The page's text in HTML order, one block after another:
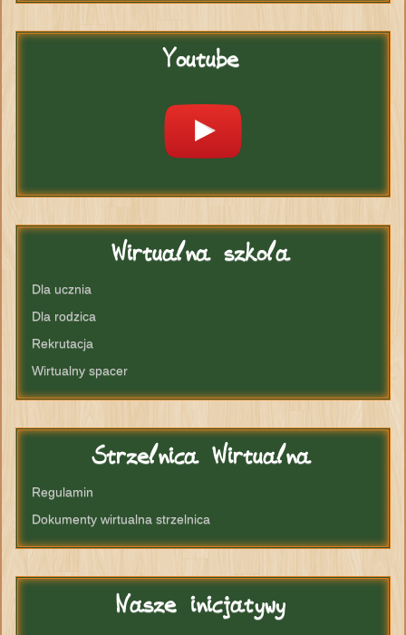
Youtube
Wirtualnaszkola
Dla ucznia
Dla rodzica
Rekrutacja
Wirtualny spacer
StrzelnicaWirtualna
Regulamin
Dokumenty wirtualna strzelnica
Naszeinicjatywy